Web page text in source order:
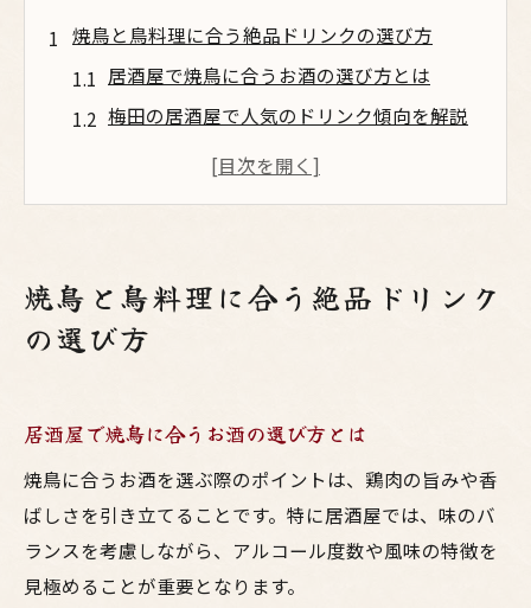
焼鳥と鳥料理に合う絶品ドリンクの選び方
居酒屋で焼鳥に合うお酒の選び方とは
梅田の居酒屋で人気のドリンク傾向を解説
大阪らしい鳥料理とお酒の組み合わせ術
定番から注目まで梅田居酒屋の人気お酒特集
梅田居酒屋で味わう定番お酒の魅力とは
居酒屋おすすめ焼鳥×お酒ペアリング集
注目の新感覚ドリンクで鳥料理を楽しむ
居酒屋のお酒人気ランキングを徹底紹介
大阪の居酒屋で味わう話題のドリンク体験
大阪居酒屋で話題の鳥料理とお酒とは
焼鳥と鳥料理に合う絶品ドリンク
の選び方
居酒屋で焼鳥に合うお酒の選び方とは
焼鳥に合うお酒を選ぶ際のポイントは、鶏肉の旨みや香
ばしさを引き立てることです。特に居酒屋では、味のバ
ランスを考慮しながら、アルコール度数や風味の特徴を
見極めることが重要となります。